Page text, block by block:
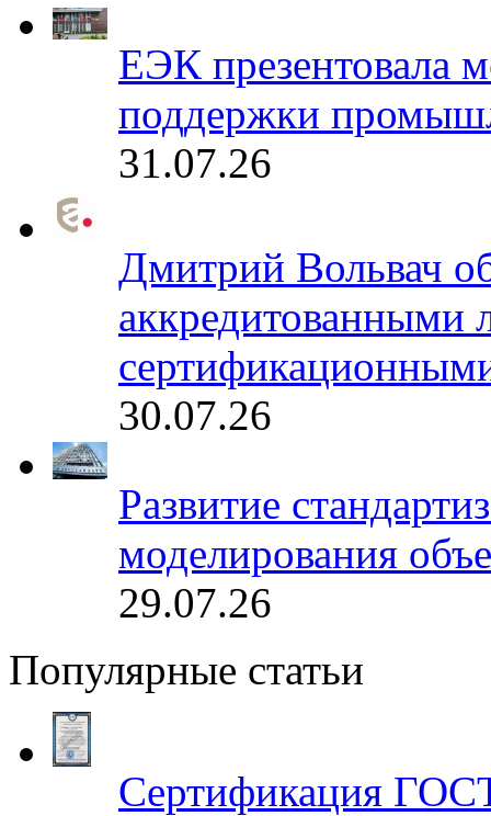
ЕЭК презентовала
поддержки
31.07.26
Дмитрий Вольвач
аккредитованными
30.07.26
Развитие
моделирования
29.07.26
Популярные статьи
Сертификация